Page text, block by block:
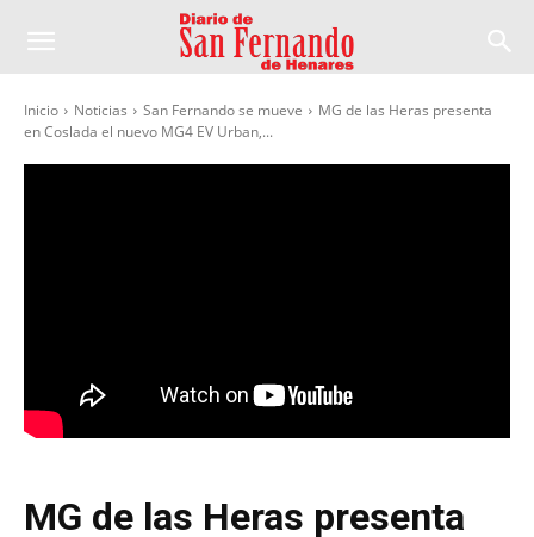
Inicio Noticias San Fernando se mueve
MG de las Heras presenta
en Coslada el nuevo MG4 EV Urban,...
MG de las Heras presenta